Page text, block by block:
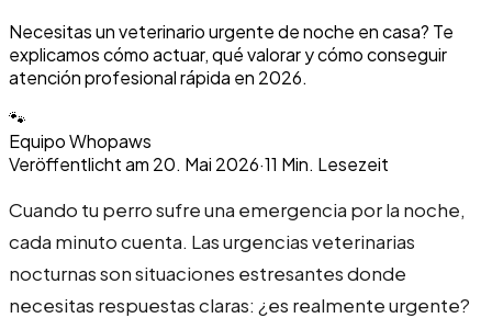
Necesitas un veterinario urgente de noche en casa? Te
explicamos cómo actuar, qué valorar y cómo conseguir
atención profesional rápida en 2026.
🐾
Equipo Whopaws
Veröffentlicht am 20. Mai 2026·11 Min. Lesezeit
Cuando tu perro sufre una emergencia por la noche,
cada minuto cuenta. Las urgencias veterinarias
nocturnas son situaciones estresantes donde
necesitas respuestas claras: ¿es realmente urgente?